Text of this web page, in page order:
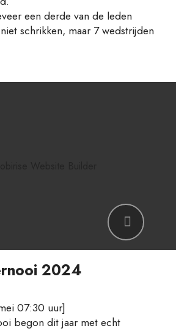
een derde van de leden
schrikken, maar 7 wedstrijden
Next
2024
07:30 uur]
begon dit jaar met echt